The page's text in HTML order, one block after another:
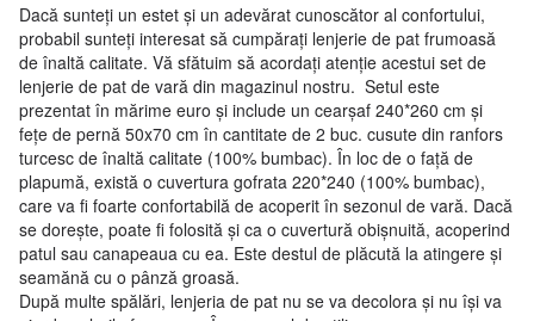
Dacă sunteți un estet și un adevărat cunoscător al confortului,
probabil sunteți interesat să cumpărați lenjerie de pat frumoasă
de înaltă calitate. Vă sfătuim să acordați atenție acestui set de
lenjerie de pat de vară din magazinul nostru. Setul este
prezentat în mărime euro și include un cearșaf 240*260 cm și
fețe de pernă 50x70 cm în cantitate de 2 buc. cusute din ranfors
turcesc de înaltă calitate (100% bumbac). În loc de o față de
plapumă, există o cuvertura gofrata 220*240 (100% bumbac),
care va fi foarte confortabilă de acoperit în sezonul de vară. Dacă
se dorește, poate fi folosită și ca o cuvertură obișnuită, acoperind
patul sau canapeaua cu ea. Este destul de plăcută la atingere și
seamănă cu o pânză groasă.
După multe spălări, lenjeria de pat nu se va decolora și nu își va